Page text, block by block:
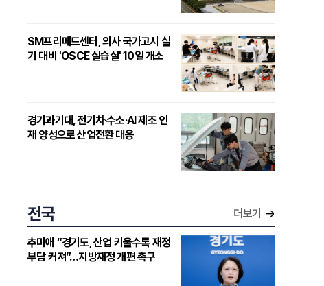
SM프리메드센터, 의사 국가고시 실
기 대비 'OSCE 실습실' 10일 개소
경기과기대, 전기차·수소·AI 제조 인
재 양성으로 산업전환 대응
전국 더보기
추미애 “경기도, 산업 키울수록 재정
부담 커져”…지방재정 개편 촉구